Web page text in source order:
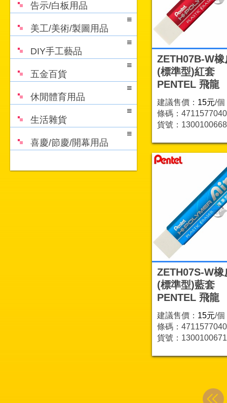
告示/白板用品
美工/美術/製圖用品
DIY手工藝品
五金百貨
休閒體育用品
生活雜貨
喜慶/節慶/開幕用品
ZETH07B-W橡
(標準型)紅套
PENTEL 飛龍
建議售價： 15元/個
條碼：
貨號：1300100668
ZETH07S-W橡
(標準型)藍套
PENTEL 飛龍
建議售價： 15元/個
條碼：
貨號：1300100671